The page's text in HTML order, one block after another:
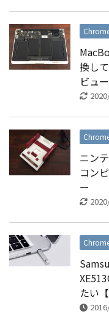
換し
ビュー
ニン
コン
ー
たい